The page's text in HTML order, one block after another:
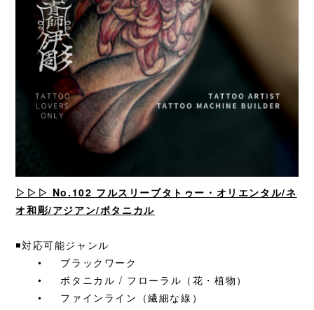
▷▷▷ No.102 フルスリーブタトゥー・オリエンタル/ネ
オ和彫/アジアン/ボタニカル
◾️対応可能ジャンル
•
ブラックワーク
•
ボタニカル / フローラル（花・植物）
•
ファインライン（繊細な線）